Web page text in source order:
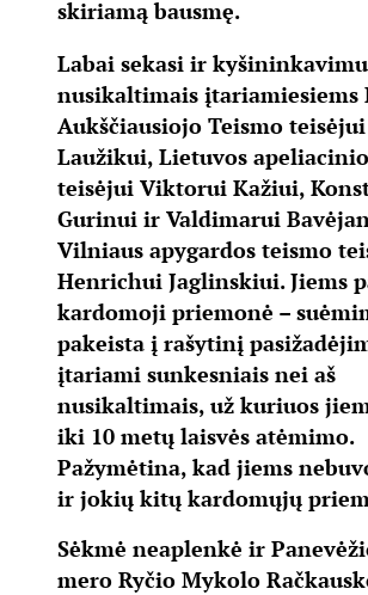
skiriamą bausmę.
Labai sekasi ir
nusikaltimais įtariamiesiems
Aukščiausiojo Teismo
Laužikui, Lietuvos
teisėjui Viktorui Kažiui,
Gurinui ir Valdimarui
Vilniaus apygardos teismo
Henrichui Jaglinskiui. Jiems
kardomoji priemonė –
pakeista į rašytinį
įtariami sunkesniais nei aš
nusikaltimais, už kuriuos
iki 10 metų laisvės atėmimo.
Pažymėtina, kad jiems
ir jokių kitų kardomųjų
Sėkmė neaplenkė ir
mero Ryčio Mykolo